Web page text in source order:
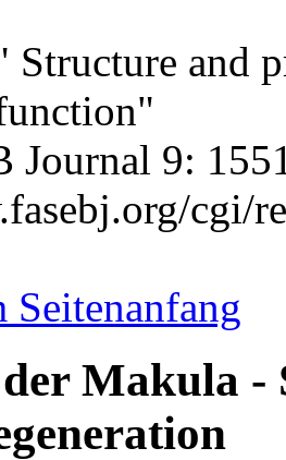
and
Journal 9:
cgi/
Seitenanfang
Makula -